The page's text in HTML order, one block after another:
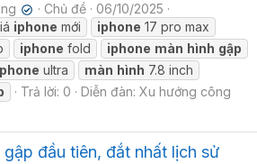
✔ Chủ đề
06/10/2025
iphone mới iphone 17 pro max
iphone fold iphone màn hình gập
ultra màn hình 7.8 inch
Trả lời: 0 Diễn đàn: Xu hướng công
gập đầu tiên, đắt nhất lịch sử